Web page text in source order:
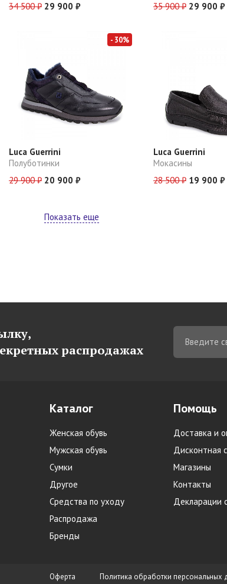
34 500 ₽ 29 900 ₽
35 900 ₽ 29 900 ₽
- 30%
Luca Guerrini
Полуботинки
29 900 ₽ 20 900 ₽
Luca Guerrini
Мокасины
28 500 ₽ 19 900 ₽
Показать еще
распродажах
Каталог
Женская обувь
Мужская обувь
Сумки
Другое
Средства по уходу
Распродажа
Бренды
Помощь
Доставка и
Дисконтная
Магазины
Контакты
Декларации
Оферта Политика обработки персональных